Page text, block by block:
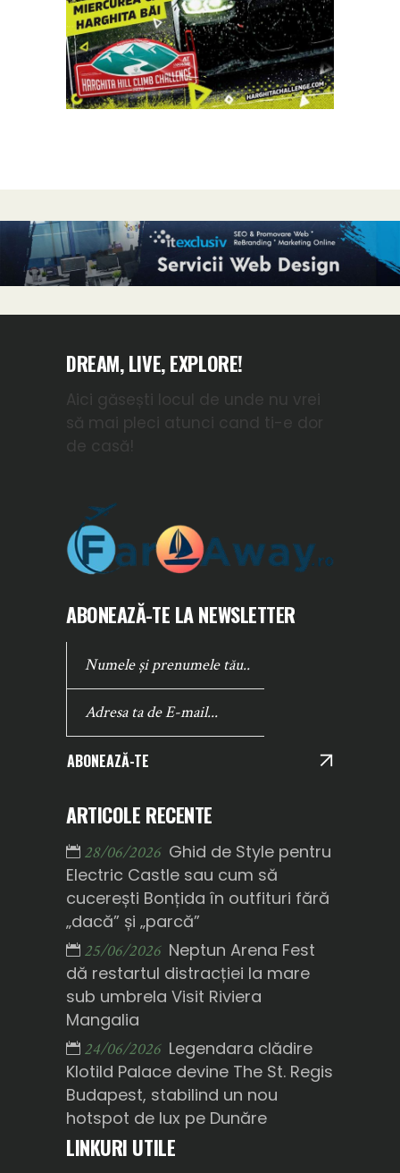
DREAM, LIVE, EXPLORE!
Aici găsești locul de unde nu vrei
să mai pleci atunci cand ti-e dor
de casă!
ABONEAZĂ-TE LA NEWSLETTER
ABONEAZĂ-TE
ARTICOLE RECENTE
28/06/2026 Ghid de Style pentru
Electric Castle sau cum să
cucerești Bonțida în outfituri fără
„dacă” și „parcă”
25/06/2026 Neptun Arena Fest
dă restartul distracției la mare
sub umbrela Visit Riviera
Mangalia
24/06/2026 Legendara clădire
Klotild Palace devine The St. Regis
Budapest, stabilind un nou
hotspot de lux pe Dunăre
LINKURI UTILE